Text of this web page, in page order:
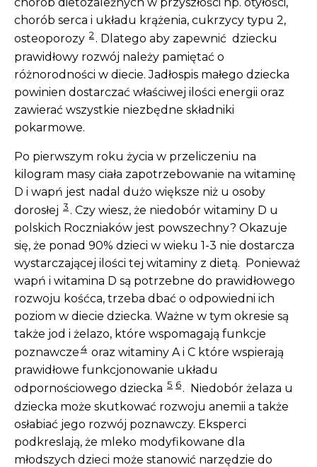
chorób dietozależnych w przyszłości np. otyłości,
chorób serca i układu krążenia, cukrzycy typu 2,
osteoporozy 2. Dlatego aby zapewnić dziecku
prawidłowy rozwój należy pamiętać o
różnorodności w diecie. Jadłospis małego dziecka
powinien dostarczać właściwej ilości energii oraz
zawierać wszystkie niezbędne składniki
pokarmowe.
Po pierwszym roku życia w przeliczeniu na
kilogram masy ciała zapotrzebowanie na witaminę
D i wapń jest nadal dużo większe niż u osoby
dorosłej 3 . Czy wiesz, że niedobór witaminy D u
polskich Roczniaków jest powszechny? Okazuje
się, że ponad 90% dzieci w wieku 1-3 nie dostarcza
wystarczającej ilości tej witaminy z dietą. Ponieważ
wapń i witamina D są potrzebne do prawidłowego
rozwoju kośćca, trzeba dbać o odpowiedni ich
poziom w diecie dziecka. Ważne w tym okresie są
także jod i żelazo, które wspomagają funkcje
poznawcze4 oraz witaminy A i C które wspierają
prawidłowe funkcjonowanie układu
odpornościowego dziecka 5 6. Niedobór żelaza u
dziecka może skutkować rozwoju anemii a także
osłabiać jego rozwój poznawczy. Eksperci
podkreslają, że mleko modyfikowane dla
młodszych dzieci może stanowić narzędzie do